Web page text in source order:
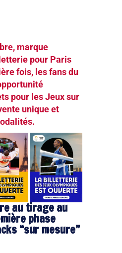
marque
pour Paris
fois, les fans du
pour les Jeux sur
unique et
au tirage au
phase
“sur mesure”